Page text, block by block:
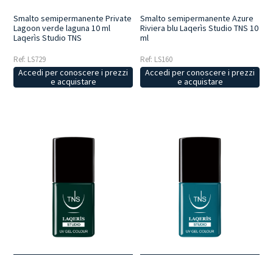
Smalto semipermanente Private
Lagoon verde laguna 10 ml
Laqerìs Studio TNS
Ref: LS729
Accedi per conoscere i prezzi
e acquistare
Smalto semipermanente Azure
Riviera blu Laqerìs Studio TNS 10
ml
Ref: LS160
Accedi per conoscere i prezzi
e acquistare